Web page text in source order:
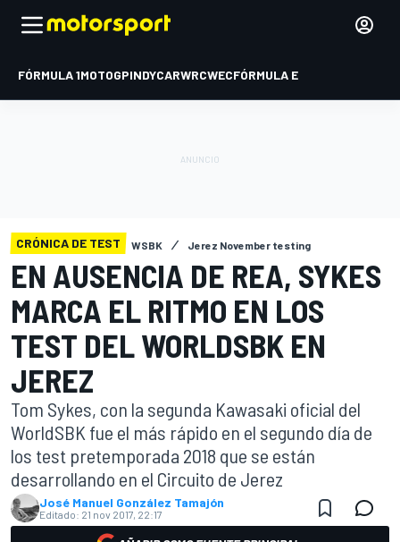
FÓRMULA 1MOTOGPINDYCARWRCWECFÓRMULA E
CRÓNICA DE TEST WSBK Jerez November testing
EN AUSENCIA DE REA, SYKES
MARCA EL RITMO EN LOS
TEST DEL WORLDSBK EN
JEREZ
Tom Sykes, con la segunda Kawasaki oficial del
WorldSBK fue el más rápido en el segundo día de
los test pretemporada 2018 que se están
desarrollando en el Circuito de Jerez
José Manuel González Tamajón
Editado: 21 nov 2017, 22:17